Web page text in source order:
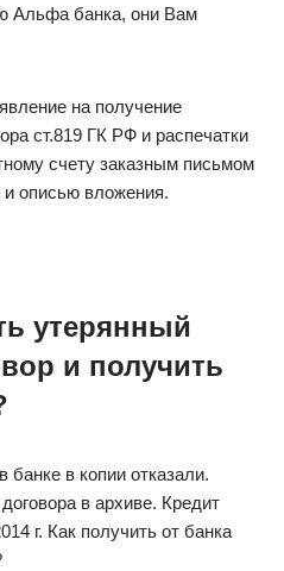
Альфа банка, они Вам
на получение
ст.819 ГК РФ и распечатки
счету заказным письмом
описью вложения.
утерянный
и получить
банке в копии отказали.
в архиве. Кредит
г. Как получить от банка